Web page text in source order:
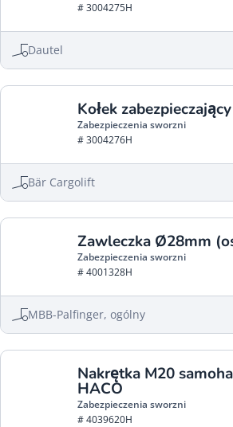
# 3004275H
Dautel
Kołek
Zabezpieczenia sworzni
# 3004276H
Bär Cargolift
Zawleczka Ø28mm
Zabezpieczenia sworzni
# 4001328H
MBB-Palfinger, ogólny
Nakrętka M20
HACO
Zabezpieczenia sworzni
# 4039620H